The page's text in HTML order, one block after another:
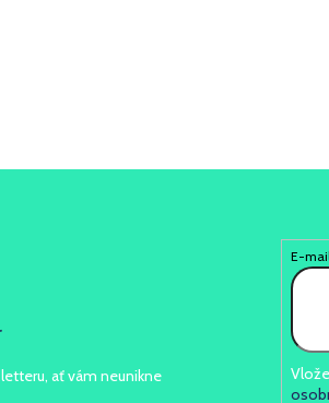
ať vám neunikne
E-mail